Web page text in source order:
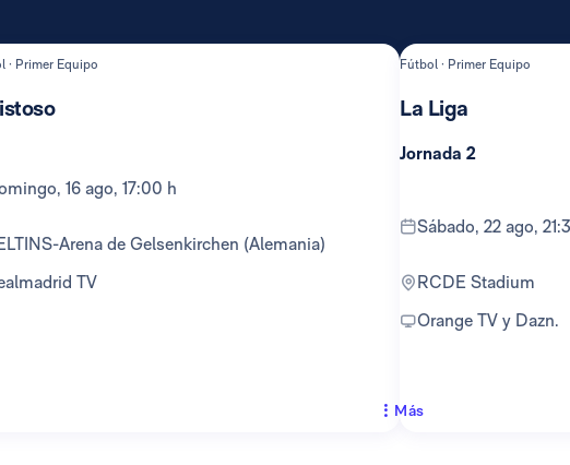
· Primer Equipo
16 ago, 17:00 h
Arena de Gelsenkirchen (Alemania)
TV
Fútbol · Primer Equipo
La Liga
Jornada 2
sábado, 22 ago,
RCDE Stadium
Orange TV y Dazn.
Más